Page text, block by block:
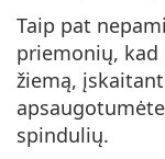
Taip pat
priemonių,
žiemą, įskaitant
spindulių.